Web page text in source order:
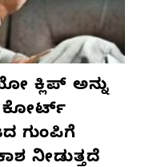
ಕ್ಲಿಪ್ ಅನ್ನು
ಕೋರ್ಟ್
ಗುಂಪಿಗೆ
ನೀಡುತ್ತದೆ